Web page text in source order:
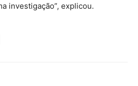
investigação”, explicou.